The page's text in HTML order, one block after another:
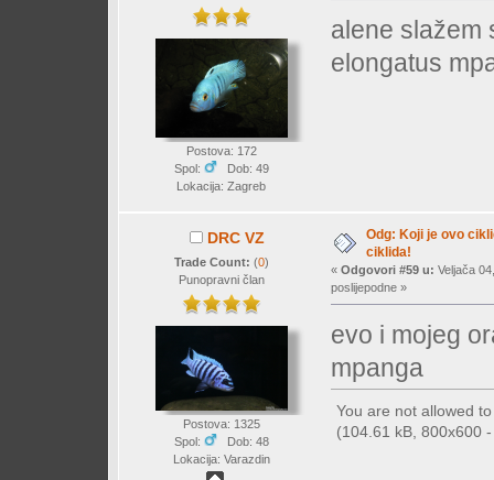
Postova: 172
Spol:
Dob: 49
Lokacija: Zagreb
alene slažem
elongatus
DRC VZ
Trade Count: (0)
Punopravni član
Postova: 1325
Spol:
Dob: 48
Lokacija: Varazdin
Odg: Koji je ovo
ciklida!
« Odgovori #59 u: Veljača
poslijepodne »
evo i mojeg
mpanga
You are not allowed
(104.61 kB, 800x600